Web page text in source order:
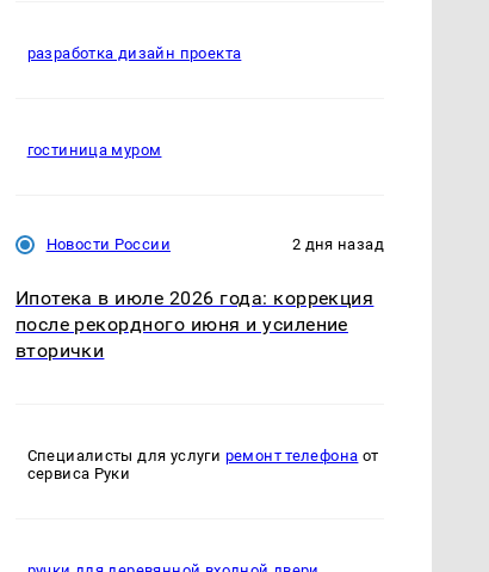
разработка дизайн проекта
гостиница муром
Новости России 2 дня назад
Ипотека в июле 2026 года: коррекция
после рекордного июня и усиление
вторички
Специалисты для услуги ремонт телефона от
сервиса Руки